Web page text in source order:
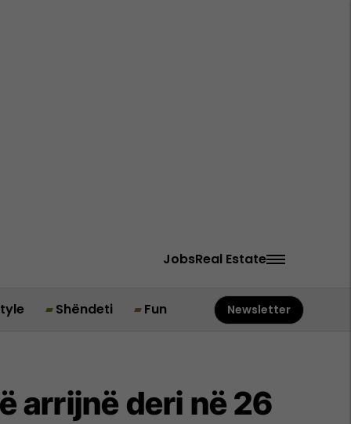
JobsReal Estate
Shëndeti Fun Newsletter
arrijnë deri në 26